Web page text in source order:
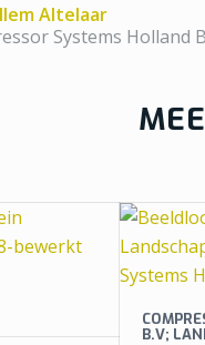
Altelaar
Systems Holland
B.V;